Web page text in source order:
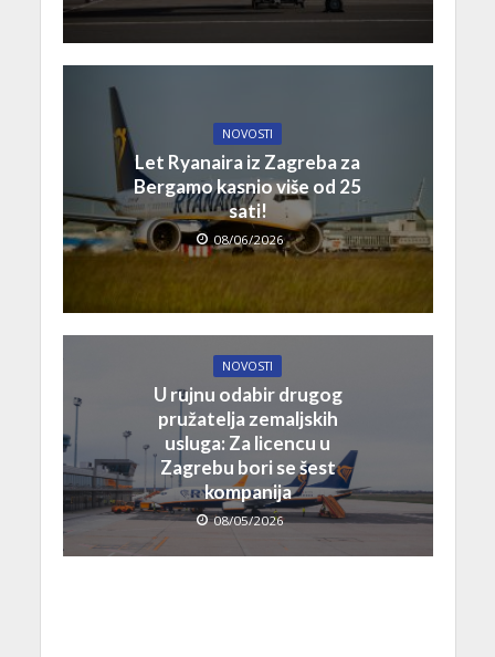
NOVOSTI
Let Ryanaira iz Zagreba za
Bergamo kasnio više od 25
sati!
08/06/2026
NOVOSTI
U rujnu odabir drugog
pružatelja zemaljskih
usluga: Za licencu u
Zagrebu bori se šest
kompanija
08/05/2026